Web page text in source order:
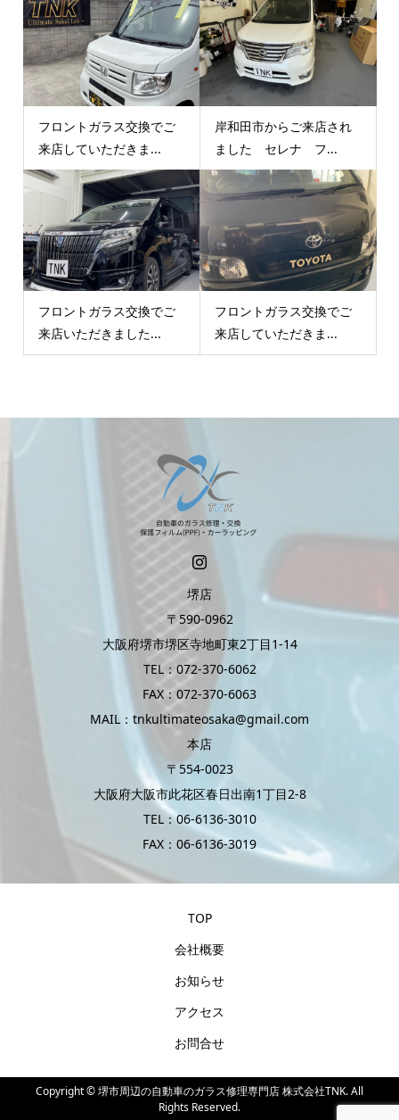
フロントガラス交換でご
来店していただきま...
岸和田市からご来店され
ました セレナ フ...
フロントガラス交換でご
来店いただきました...
フロントガラス交換でご
来店していただきま...
堺店
〒590-0962
大阪府堺市堺区寺地町東2丁目1-14
TEL：072-370-6062
FAX：072-370-6063
MAIL：tnkultimateosaka@gmail.com
本店
〒554-0023
大阪府大阪市此花区春日出南1丁目2-8
TEL：06-6136-3010
FAX：06-6136-3019
TOP
会社概要
お知らせ
アクセス
お問合せ
Copyright ©堺市周辺の自動車のガラス修理専門店 株式会社TNK. All
Rights Reserved.